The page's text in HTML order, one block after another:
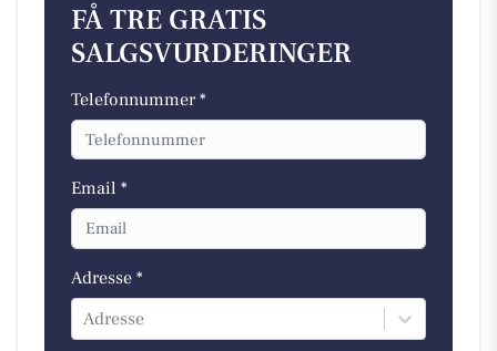
FÅ TRE GRATIS
SALGSVURDERINGER
Telefonnummer *
Email *
Adresse *
Adresse